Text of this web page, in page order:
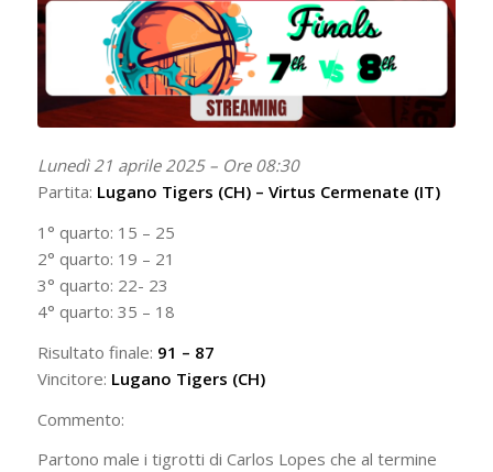
Lunedì 21 aprile 2025 – Ore 08:30
Partita: Lugano Tigers (CH) – Virtus Cermenate (IT)
1° quarto: 15 – 25
2° quarto: 19 – 21
3° quarto: 22- 23
4° quarto: 35 – 18
Risultato finale: 91 – 87
Vincitore: Lugano Tigers (CH)
Commento:
Partono male i tigrotti di Carlos Lopes che al termine